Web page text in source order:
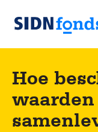
Sla de
SIDN
fonds
Hoe